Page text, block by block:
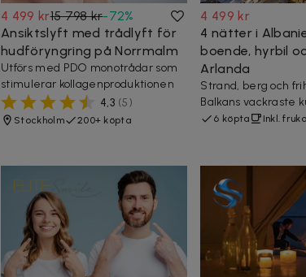
4 499 kr15 798 kr-72%
Ansiktslyft med trådlyft för
hudföryngring på Norrmalm
Utförs med PDO monotrådar som
stimulerar kollagenproduktionen
4,3 (5)
Stockholm 200+ köpta
4 499 kr
4 nätter i
boende, hyrbil
Arlanda
Strand, berg och
Balkans vackraste
6 köpta Inkl.